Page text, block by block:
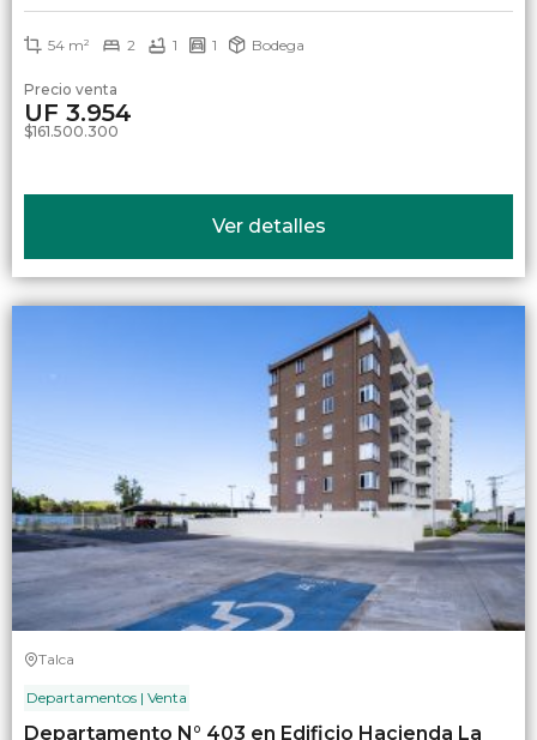
54 m² 2 1 1 Bodega
Precio venta
UF 3.954
$161.500.300
Ver detalles
Talca
Departamentos | Venta
Departamento N° 403 en Edificio Hacienda La